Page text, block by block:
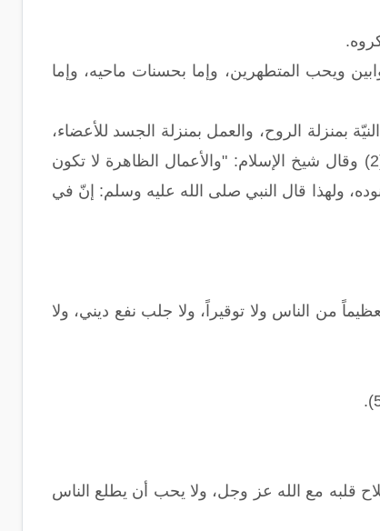
ويحب المتطهرين، وإما بحسنات ماحيه، وإما
بمنزلة الروح، والعمل بمنزلة الجسد للأعضاء،
الذي إذا فارق الروح ماتت، فمعرفة أحكام القلوب أهم من معرفة أحكام الجوارح". أ.هـ (2) وقال شيخ الإسلام: "والأعمال الظاهرة لا تكون
ولهذا قال النبي صلى الله عليه وسلم: إنّ في
من الناس ولا توقيراً، ولا جلب نفع ديني، ولا
قلبه مع الله عز وجل، ولا يحب أن يطلع الناس